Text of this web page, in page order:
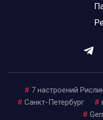
# 7 настроений
# Санкт-Петербург #
#